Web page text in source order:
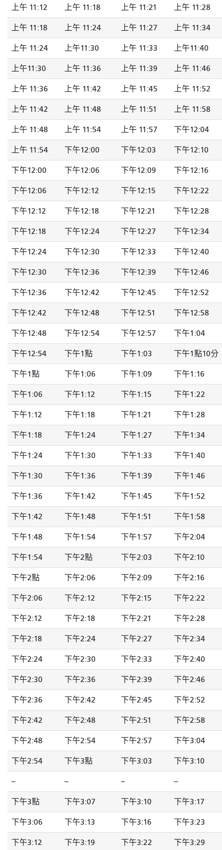
上午 11:12 上午 11:18 上午 11:21 上午 11:28
上午 11:18 上午 11:24 上午 11:27 上午 11:34
上午 11:24 上午11:30 上午 11:33 上午11:40
上午11:30 上午 11:36 上午 11:39 上午 11:46
上午 11:36 上午 11:42 上午 11:45 上午 11:52
上午 11:42 上午 11:48 上午 11:51 上午 11:58
上午 11:48 上午 11:54 上午 11:57 下午12:04
上午 11:54 下午12:00 下午12:03 下午12:10
下午12:00 下午12:06 下午12:09 下午12:16
下午12:06 下午12:12 下午12:15 下午12:22
下午12:12 下午12:18 下午12:21 下午12:28
下午12:18 下午12:24 下午12:27 下午12:34
下午12:24 下午12:30 下午12:33 下午12:40
下午12:30 下午12:36 下午12:39 下午12:46
下午12:36 下午12:42 下午12:45 下午12:52
下午12:42 下午12:48 下午12:51 下午12:58
下午12:48 下午12:54 下午12:57 下午1:04
下午12:54 下午1點 下午1:03 下午1點10分
下午1點 下午1:06 下午1:09 下午1:16
下午1:06 下午1:12 下午1:15 下午1:22
下午1:12 下午1:18 下午1:21 下午1:28
下午1:18 下午1:24 下午1:27 下午1:34
下午1:24 下午1:30 下午1:33 下午1:40
下午1:30 下午1:36 下午1:39 下午1:46
下午1:36 下午1:42 下午1:45 下午1:52
下午1:42 下午1:48 下午1:51 下午1:58
下午1:48 下午1:54 下午1:57 下午2:04
下午1:54 下午2點 下午2:03 下午2:10
下午2點 下午2:06 下午2:09 下午2:16
下午2:06 下午2:12 下午2:15 下午2:22
下午2:12 下午2:18 下午2:21 下午2:28
下午2:18 下午2:24 下午2:27 下午2:34
下午2:24 下午2:30 下午2:33 下午2:40
下午2:30 下午2:36 下午2:39 下午2:46
下午2:36 下午2:42 下午2:45 下午2:52
下午2:42 下午2:48 下午2:51 下午2:58
下午2:48 下午2:54 下午2:57 下午3:04
下午2:54 下午3點 下午3:03 下午3:10
-- -- -- --
下午3點 下午3:07 下午3:10 下午3:17
下午3:06 下午3:13 下午3:16 下午3:23
下午3:12 下午3:19 下午3:22 下午3:29